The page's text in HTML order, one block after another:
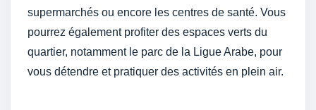
supermarchés ou encore les centres de santé. Vous
pourrez également profiter des espaces verts du
quartier, notamment le parc de la Ligue Arabe, pour
vous détendre et pratiquer des activités en plein air.